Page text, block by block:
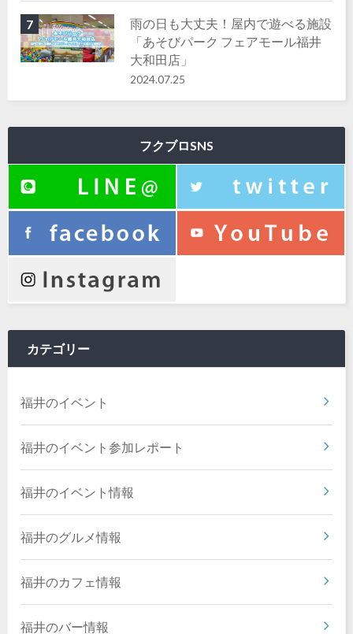
7
雨の日も大丈夫！屋内で遊べる施設
「あそびパーク フェアモール福井
大和田店」
2024.07.25
フクブロSNS
カテゴリー
福井のイベント
福井のイベント参加レポート
福井のイベント情報
福井のグルメ情報
福井のカフェ情報
福井のバー情報